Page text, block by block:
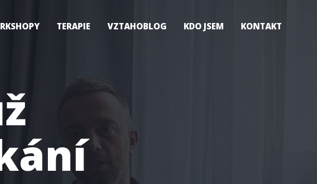
TERAPIE VZTAHOBLOG KDO JSEM KONTAKT